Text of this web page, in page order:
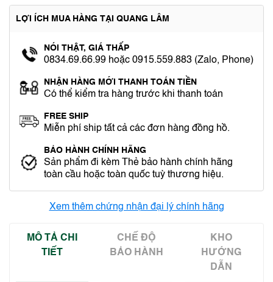
LỢI ÍCH MUA HÀNG TẠI QUANG LÂM
NÓI THẬT, GIÁ THẤP
0834.69.66.99 hoặc 0915.559.883 (Zalo, Phone)
NHẬN HÀNG MỚI THANH TOÁN TIỀN
Có thể kiểm tra hàng trước khi thanh toán
FREE SHIP
Miễn phí ship tất cả các đơn hàng đồng hồ.
BẢO HÀNH CHÍNH HÃNG
Sản phẩm đi kèm Thẻ bảo hành chính hãng
toàn cầu hoặc toàn quốc tuỳ thương hiệu.
Xem thêm chứng nhận đại lý chính hãng
MÔ TẢ CHI
TIẾT
CHẾ ĐỘ
BẢO HÀNH
KHO
HƯỚNG
DẪN